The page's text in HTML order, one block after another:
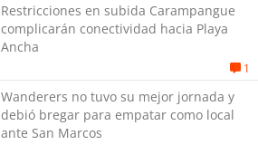
Restricciones en subida Carampangue
complicarán conectividad hacia Playa
Ancha
1
Wanderers no tuvo su mejor jornada y
debió bregar para empatar como local
ante San Marcos